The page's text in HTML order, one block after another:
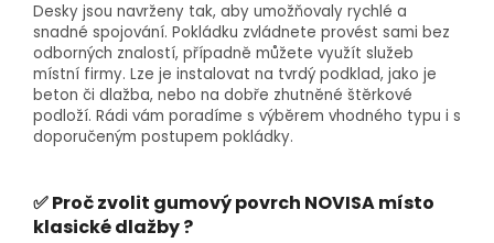
Desky jsou navrženy tak, aby umožňovaly rychlé a
snadné spojování. Pokládku zvládnete provést sami bez
odborných znalostí, případně můžete využít služeb
místní firmy. Lze je instalovat na tvrdý podklad, jako je
beton či dlažba, nebo na dobře zhutněné štěrkové
podloží. Rádi vám poradíme s výběrem vhodného typu i s
doporučeným postupem pokládky.
✅ Proč zvolit gumový povrch NOVISA místo
klasické dlažby ?